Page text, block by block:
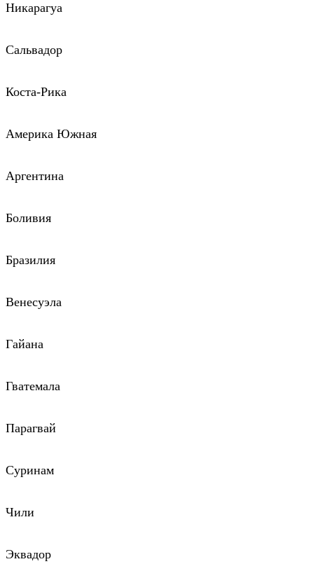
Никарагуа
Сальвадор
Коста-Рика
Америка Южная
Аргентина
Боливия
Бразилия
Венесуэла
Гайана
Гватемала
Парагвай
Суринам
Чили
Эквадор